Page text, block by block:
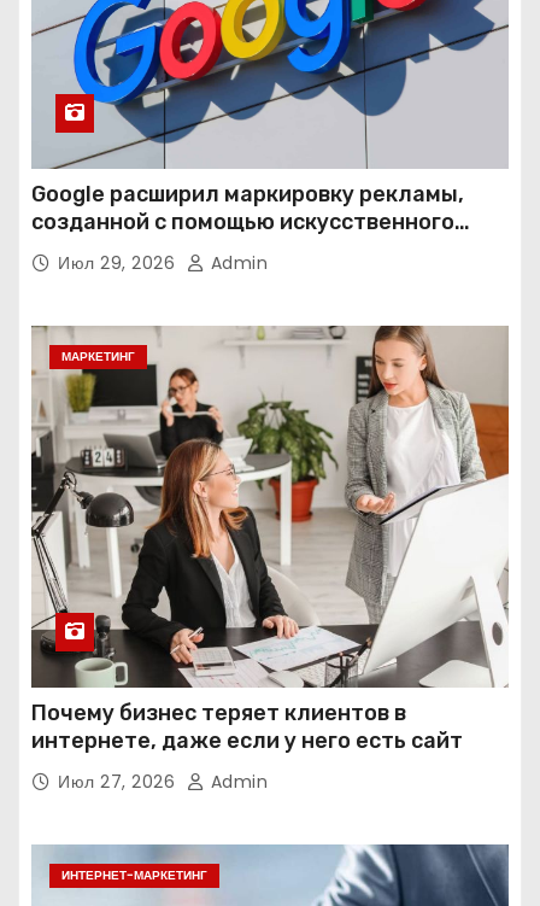
Google расширил маркировку рекламы,
созданной с помощью искусственного
интеллекта
Июл 29, 2026 Admin
МАРКЕТИНГ
Почему бизнес теряет клиентов в
интернете, даже если у него есть сайт
Июл 27, 2026 Admin
ИНТЕРНЕТ-МАРКЕТИНГ